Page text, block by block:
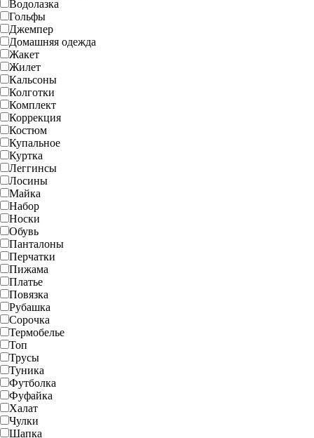
Водолазка
Гольфы
Джемпер
Домашняя одежда
Жакет
Жилет
Кальсоны
Колготки
Комплект
Коррекция
Костюм
Купальное
Куртка
Леггинсы
Лосины
Майка
Набор
Носки
Обувь
Панталоны
Перчатки
Пижама
Платье
Повязка
Рубашка
Сорочка
Термобелье
Топ
Трусы
Туника
Футболка
Фуфайка
Халат
Чулки
Шапка